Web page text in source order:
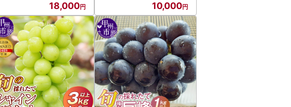
18,000 10,000